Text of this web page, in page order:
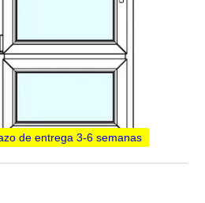
de entrega 3-6 semanas